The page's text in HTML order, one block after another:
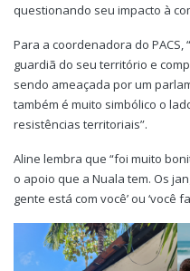
questionando seu impacto à
Para a coordenadora do
guardiã do seu território e
sendo ameaçada por um
também é muito simbólico o
resistências territoriais”.
Aline lembra que “foi muito
o apoio que a Nuala tem. Os
gente está com você’ ou ‘você